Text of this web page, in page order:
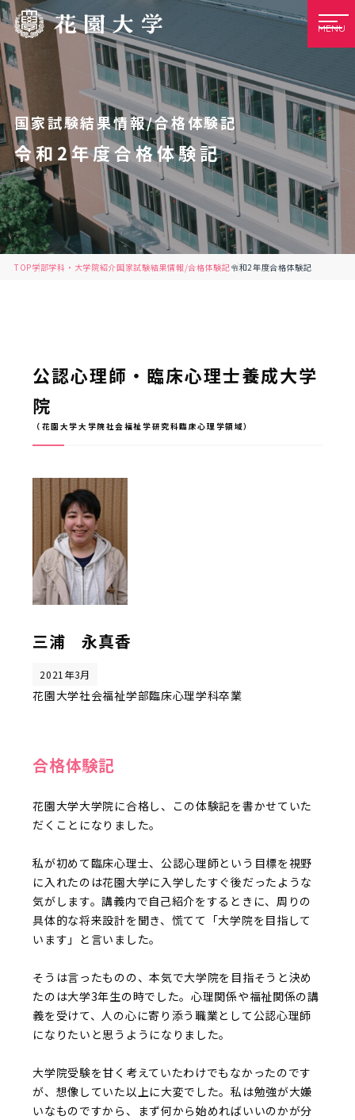
MENU
国家試験結果情報/合格体験記
令和2年度合格体験記
TOP学部学科・大学院紹介国家試験結果情報/合格体験記令和2年度合格体験記
公認心理師・臨床心理士養成大学
院
（花園大学大学院社会福祉学研究科臨床心理学領域）
三浦 永真香
2021年3月
花園大学社会福祉学部臨床心理学科卒業
合格体験記
花園大学大学院に合格し、この体験記を書かせていた
だくことになりました。
私が初めて臨床心理士、公認心理師という目標を視野
に入れたのは花園大学に入学したすぐ後だったような
気がします。講義内で自己紹介をするときに、周りの
具体的な将来設計を聞き、慌てて「大学院を目指して
います」と言いました。
そうは言ったものの、本気で大学院を目指そうと決め
たのは大学3年生の時でした。心理関係や福祉関係の講
義を受けて、人の心に寄り添う職業として公認心理師
になりたいと思うようになりました。
大学院受験を甘く考えていたわけでもなかったのです
が、想像していた以上に大変でした。私は勉強が大嫌
いなものですから、まず何から始めればいいのかが分